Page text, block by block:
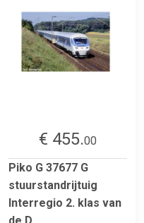
€ 455.00
Piko G 37677 G
stuurstandrijtuig
Interregio 2. klas van